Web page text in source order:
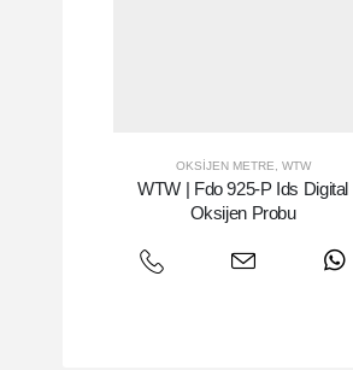
OKSIJEN METRE, WTW
WTW | Fdo 925-P Ids Digital
Oksijen Probu